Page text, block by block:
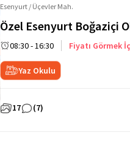
Esenyurt / Üçevler Mah.
Özel Esenyurt Boğaziçi
08:30 - 16:30 Fiyatı Görmek
Yaz Okulu
17 (7)